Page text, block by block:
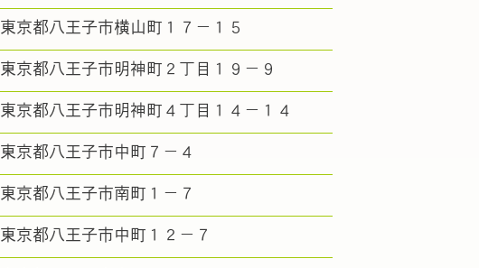
東京都八王子市横山町１７－１５
東京都八王子市明神町２丁目１９－９
東京都八王子市明神町４丁目１４－１４
東京都八王子市中町７－４
東京都八王子市南町１－７
東京都八王子市中町１２－７